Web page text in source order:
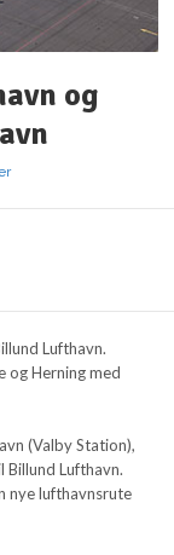
og
Lufthavn.
og Herning med
(Valby Station),
Billund Lufthavn.
nye lufthavnsrute